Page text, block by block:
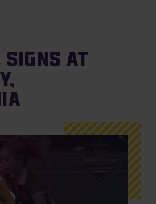
signs at